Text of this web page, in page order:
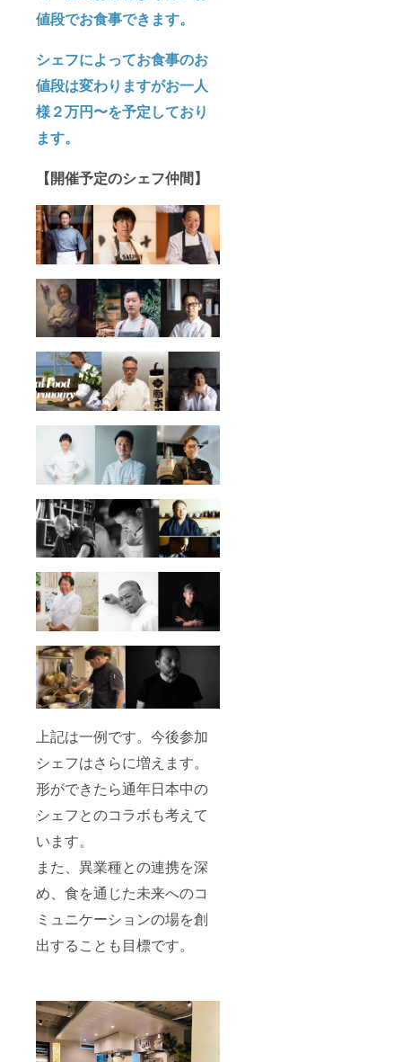
値段でお食事できます。
シェフによってお食事のお
値段は変わりますがお一人
様２万円〜を予定しており
ます。
【開催予定のシェフ仲間】
上記は一例です。今後参加
シェフはさらに増えます。
形ができたら通年日本中の
シェフとのコラボも考えて
います。
また、異業種との連携を深
め、食を通じた未来へのコ
ミュニケーションの場を創
出することも目標です。